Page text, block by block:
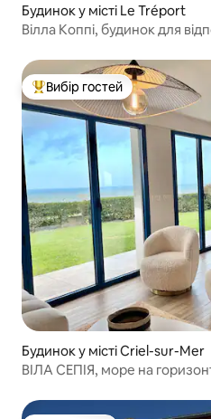
Будинок у місті Le Tréport
Вілла Коппі, будинок для
Топ вибір гостей
Вибір гостей
Будинок у місті Criel-sur-Mer
ВІЛА СЕПІЯ, море на